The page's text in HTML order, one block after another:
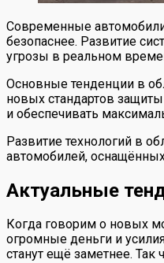
Современные автомобили
безопаснее. Развитие
угрозы в реальном
Основные тенденции в
новых стандартов
и обеспечивать
Развитие технологий в
автомобилей,
Актуальные
Когда говорим о новых
огромные деньги и
станут ещё заметнее. Так